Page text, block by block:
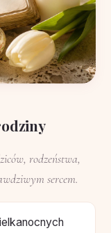
rodzeństwa,
sercem.